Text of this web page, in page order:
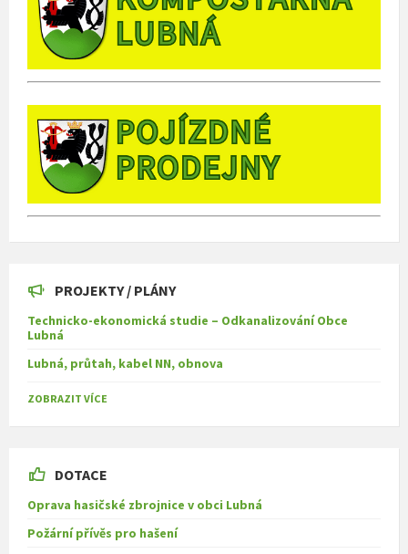
PROJEKTY / PLÁNY
Technicko-ekonomická studie – Odkanalizování Obce
Lubná
Lubná, průtah, kabel NN, obnova
ZOBRAZIT VÍCE
DOTACE
Oprava hasičské zbrojnice v obci Lubná
Požární přívěs pro hašení